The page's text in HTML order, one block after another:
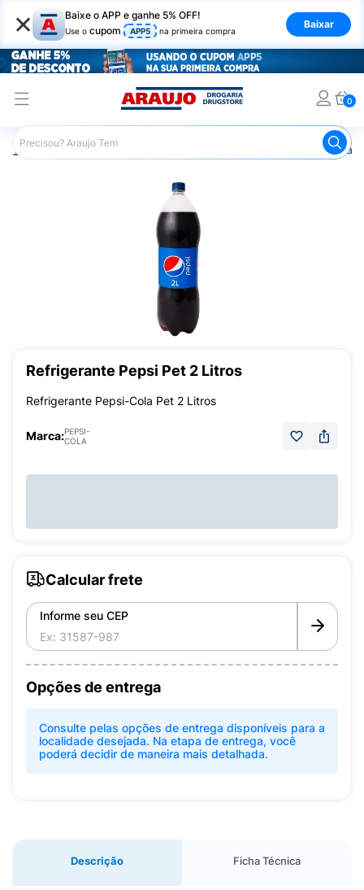
× Baixe o APP e ganhe 5% OFF!
Use o cupom APP5 na primeira compra
Baixar
0
Araujo Mercado
Refrigerante Pepsi Pet 2 Litros
Refrigerante Pepsi-Cola Pet 2 Litros
Marca:PEPSI-
COLA
Calcular frete
Informe seu CEP
Opções de entrega
Consulte pelas opções de entrega disponíveis para a
localidade desejada. Na etapa de entrega, você
poderá decidir de maneira mais detalhada.
Descrição Ficha Técnica